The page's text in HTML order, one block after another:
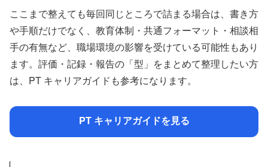
ここまで整えても毎回同じところで詰まる場合は、書き方
や手順だけでなく、教育体制・共通フォーマット・相談相
手の有無など、職場環境の影響を受けている可能性もあり
ます。評価・記録・報告の「型」をまとめて整理したい方
は、PT キャリアガイドも参考になります。
PT キャリアガイドを見る